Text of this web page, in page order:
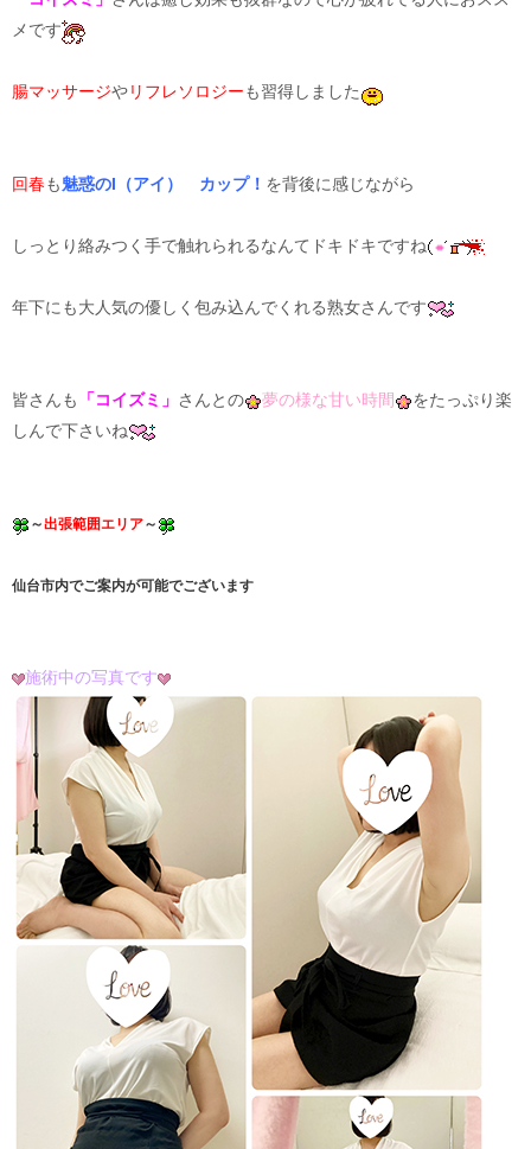
メです
腸マッサージやリフレソロジーも習得しました
回春も魅惑のI（アイ） カップ！ を背後に感じながら
しっとり絡みつく手で触れられるなんてドキドキですね
年下にも大人気の優しく包み込んでくれる熟女さんです
皆さんも 「コイズミ」 さんとの 夢の様な甘い時間
をたっぷり楽
しんで下さいね
～出張範囲エリア～
仙台市内でご案内が可能でございます
施術中の写真です